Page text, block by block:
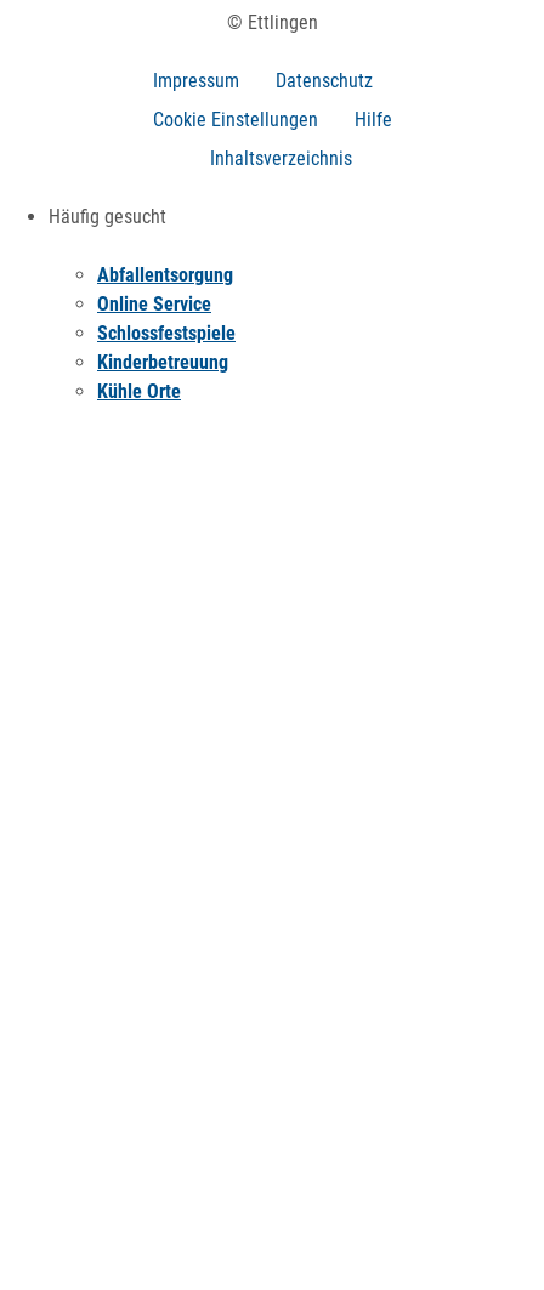
© Ettlingen
Impressum
Datenschutz
Cookie Einstellungen
Hilfe
Inhaltsverzeichnis
Häufig gesucht
Abfallentsorgung
Online Service
Schlossfestspiele
Kinderbetreuung
Kühle Orte